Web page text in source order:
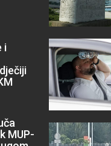
i
MUP-